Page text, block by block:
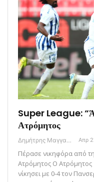
Super League:
Ατρόμητος
Δημήτρης Μαγγανάρης Απρ
Πέρασε νικηφόρα από
Ατρόμητος Ο
νίκησει με 0-4 τον